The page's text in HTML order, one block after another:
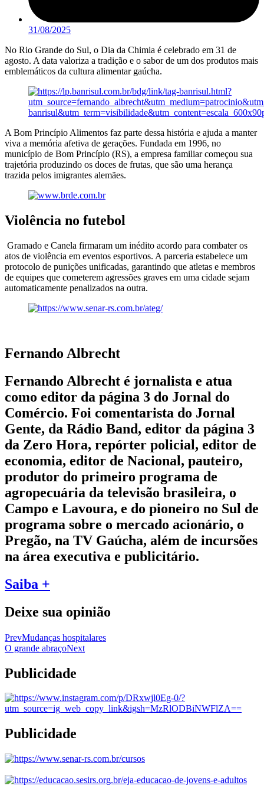
31/08/2025
No Rio Grande do Sul, o Dia da Chimia é celebrado em 31 de
agosto. A data valoriza a tradição e o sabor de um dos produtos mais
emblemáticos da cultura alimentar gaúcha.
A Bom Princípio Alimentos faz parte dessa história e ajuda a manter
viva a memória afetiva de gerações. Fundada em 1996, no
município de Bom Princípio (RS), a empresa familiar começou sua
trajetória produzindo os doces de frutas, que são uma herança
trazida pelos imigrantes alemães.
Violência no futebol
Gramado e Canela firmaram um inédito acordo para combater os
atos de violência em eventos esportivos. A parceria estabelece um
protocolo de punições unificadas, garantindo que atletas e membros
de equipes que cometerem agressões graves em uma cidade sejam
automaticamente penalizados na outra.
Fernando Albrecht
Fernando Albrecht é jornalista e atua
como editor da página 3 do Jornal do
Comércio. Foi comentarista do Jornal
Gente, da Rádio Band, editor da página 3
da Zero Hora, repórter policial, editor de
economia, editor de Nacional, pauteiro,
produtor do primeiro programa de
agropecuária da televisão brasileira, o
Campo e Lavoura, e do pioneiro no Sul de
programa sobre o mercado acionário, o
Pregão, na TV Gaúcha, além de incursões
na área executiva e publicitário.
Saiba +
Deixe sua opinião
PrevMudanças hospitalares
O grande abraçoNext
Publicidade
Publicidade